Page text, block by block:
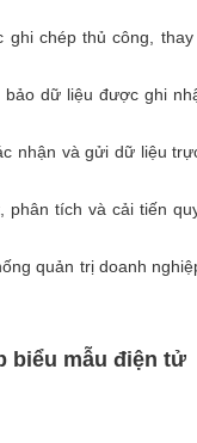
chép thủ công,
dữ liệu được ghi
nhận và gửi dữ liệu
tích và cải tiến
quản trị doanh
biểu mẫu điện tử